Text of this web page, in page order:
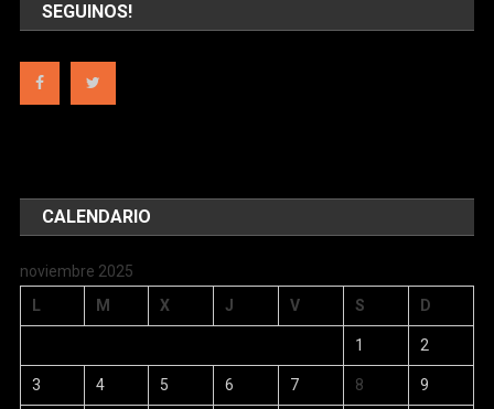
SEGUINOS!
CALENDARIO
noviembre 2025
L
M X J V S D
1 2
3 4 5 6 7 8 9